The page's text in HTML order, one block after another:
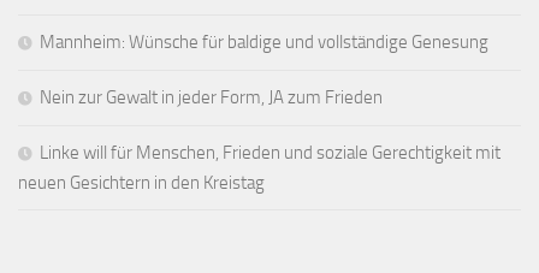
Mannheim: Wünsche für baldige und vollständige Genesung
Nein zur Gewalt in jeder Form, JA zum Frieden
Linke will für Menschen, Frieden und soziale Gerechtigkeit mit
neuen Gesichtern in den Kreistag